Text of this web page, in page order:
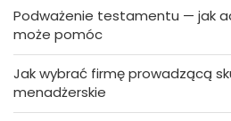
Podważenie testamentu — jak
może pomóc
Jak wybrać firmę prowadzącą
menadżerskie